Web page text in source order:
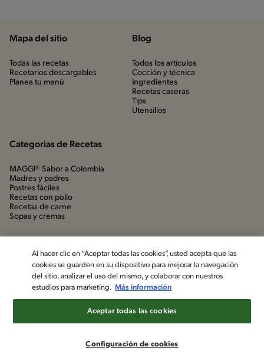
Mapa del sitio
Todas las recetas
Recetarios descargables
Planea tu menú
Blog
Todos los artículos
Cocción y técnica
Ingredientes
Recetas caseras
Tips
Utensílios
Categorias de Recetas
MAGGI® Sabor a Colombia
Madres y padres
Postres fáciles
Recetas con pollo
Recetas de carne
Sopas y cremas
©2022, Nestlé. Marcas registradas por Société dels Produits Nestlé,
Al hacer clic en “Aceptar todas las cookies”, usted acepta que las
cookies se guarden en su dispositivo para mejorar la navegación
del sitio, analizar el uso del mismo, y colaborar con nuestros
estudios para marketing. Más información
Configuración de cookies
Aceptar todas las cookies